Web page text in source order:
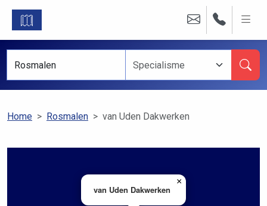
Home Rosmalen van Uden Dakwerken
van Uden Dakwerken
×